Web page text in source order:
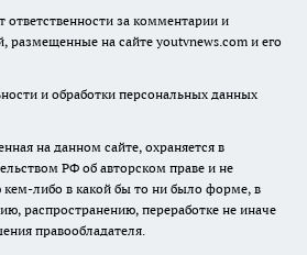
ответственности за комментарии и
размещенные на сайте youtvnews.com и его
и обработки персональных данных
на данном сайте, охраняется в
РФ об авторском праве и не
либо в какой бы то ни было форме, в
распространению, переработке не иначе
правообладателя.